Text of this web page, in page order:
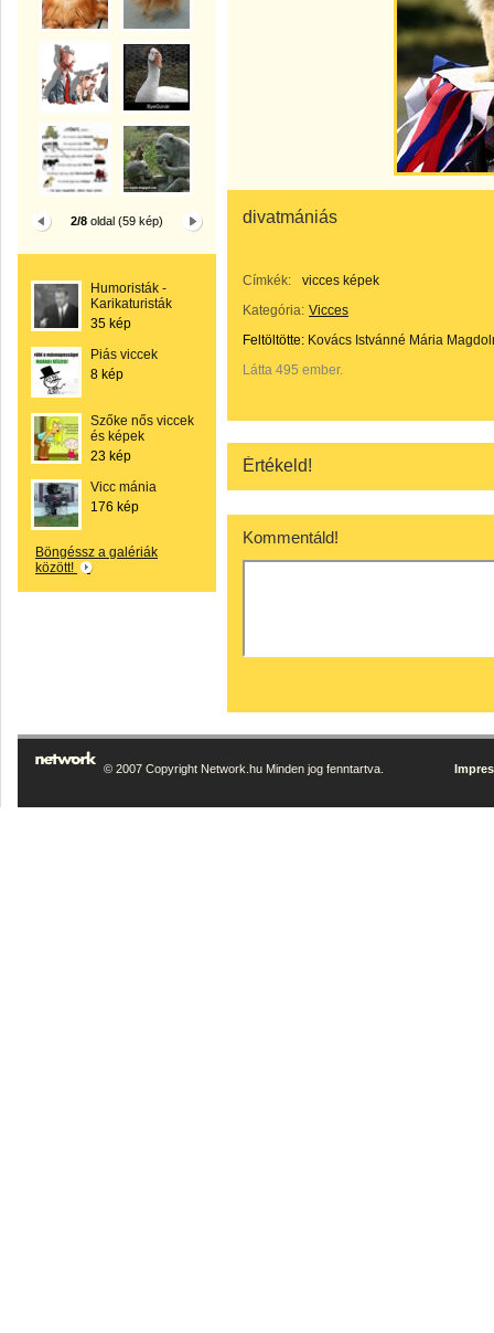
2/8 oldal (59 kép)
Humoristák -
Karikaturisták
35 kép
Piás viccek
8 kép
Szőke nős viccek
és képek
23 kép
Vicc mánia
176 kép
Böngéssz a galériák
között!
divatmániás
Címkék:
vicces képek
Kategória: Vicces
Feltöltötte: Kovács Istvánné Mária
Látta 495 ember.
Értékeld!
Kommentáld!
© 2007 Copyright Network.hu Minden jog fenntartva.